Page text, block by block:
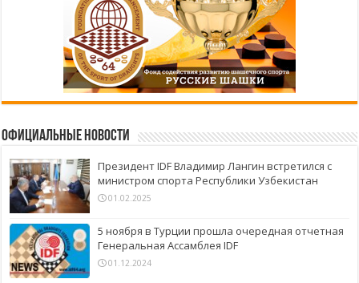
Официальные новости
Президент IDF Владимир Лангин встретился с
министром спорта Республики Узбекистан
01.02.2025
5 ноября в Турции прошла очередная отчетная
Генеральная Ассамблея IDF
01.12.2024